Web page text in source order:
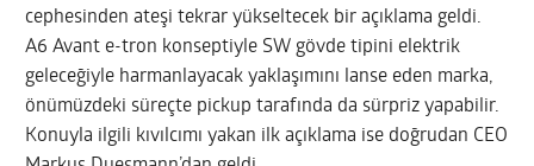
cephesinden ateşi tekrar yükseltecek bir açıklama geldi.
A6 Avant e-tron konseptiyle SW gövde tipini elektrik
geleceğiyle harmanlayacak yaklaşımını lanse eden marka,
önümüzdeki süreçte pickup tarafında da sürpriz yapabilir.
Konuyla ilgili kıvılcımı yakan ilk açıklama ise doğrudan CEO